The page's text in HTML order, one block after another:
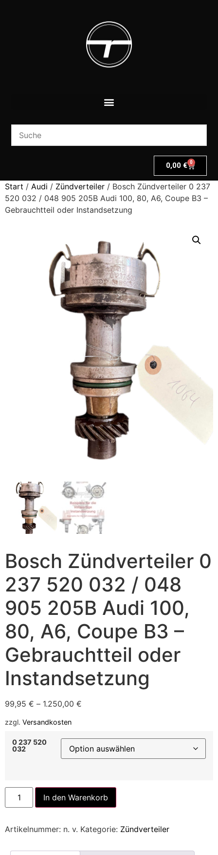
0,00 € 0
Start / Audi / Zündverteiler / Bosch Zündverteiler 0 237
520 032 / 048 905 205B Audi 100, 80, A6, Coupe B3 –
Gebrauchtteil oder Instandsetzung
Bosch Zündverteiler 0
237 520 032 / 048
905 205B Audi 100,
80, A6, Coupe B3 –
Gebrauchtteil oder
Instandsetzung
99,95 € – 1.250,00 €
zzgl. Versandkosten
0 237 520
032
In den Warenkorb
Artikelnummer: n. v. Kategorie: Zündverteiler